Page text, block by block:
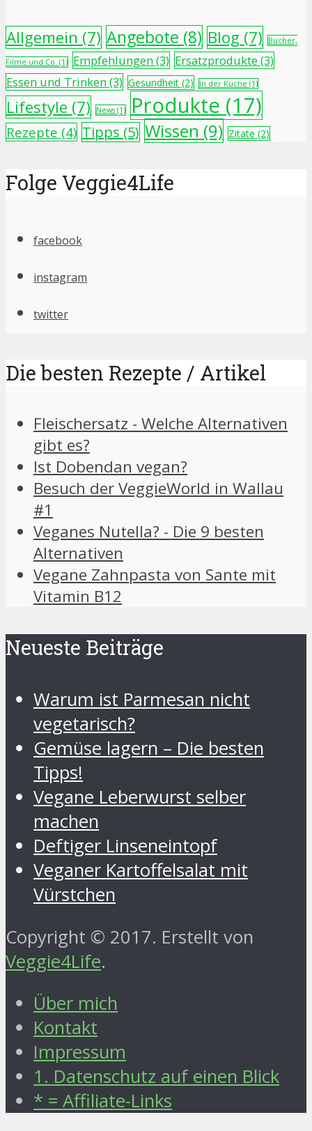
Allgemein (7) Angebote (8) Blog (7) Bücher,
Filme und Co. (1) Empfehlungen(3) Ersatzprodukte (3)
Essen und Trinken(3) Gesundheit (2) In der Küche (1)
Lifestyle (7) News (1) Produkte (17)
Rezepte (4) Tipps (5) Wissen (9) Zitate (2)
Folge Veggie4Life
facebook
instagram
twitter
Die besten Rezepte / Artikel
Fleischersatz - Welche Alternativen
gibt es?
Ist Dobendan vegan?
Besuch der VeggieWorld in Wallau
#1
Veganes Nutella? - Die 9 besten
Alternativen
Vegane Zahnpasta von Sante mit
Vitamin B12
Neueste Beiträge
Warum ist Parmesan nicht
vegetarisch?
Gemüse lagern – Die besten
Tipps!
Vegane Leberwurst selber
machen
Deftiger Linseneintopf
Veganer Kartoffelsalat mit
Vürstchen
Copyright © 2017. Erstellt von
Veggie4Life.
Über mich
Kontakt
Impressum
1. Datenschutz auf einen Blick
* = Affiliate-Links